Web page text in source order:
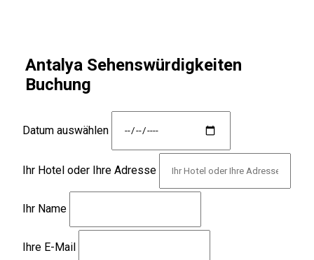
Antalya Sehenswürdigkeiten
Buchung
Datum auswählen
Ihr Hotel oder Ihre Adresse
Ihr Name
Ihre E-Mail